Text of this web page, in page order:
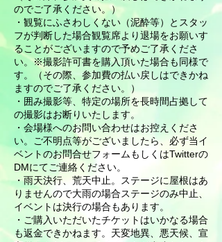
のでご了承ください。）
・観覧にふさわしくない（泥酔等）とスタッ
フが判断した場合観覧席より退場をお願いす
ることがございますので予めご了承くださ
い。※撮影許可書を購入頂いた場合も同様で
す。（その際、参加費の払い戻しはできかね
ますのでご了承ください。）
・囲み撮影等、特定の場所を長時間占拠して
の撮影はお断りいたします。
・会場様へのお問い合わせはお控えくださ
い。ご不明点等がございましたら、必ず当イ
ベントのお問合せフォームもしくはTwitterの
DMにてご連絡ください。
​・雨天決行、荒天中止。ステージに屋根はあ
りませんので大雨の場合ステージのみ中止、
イベントは決行の場合もあります。
​・ご購入いただいたチケットはいかなる場合
も返金できかねます。天変地異、悪天候、宣